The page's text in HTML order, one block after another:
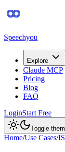
Speechyou
Explore
Claude MCP
Pricing
Blog
FAQ
LoginStart Free
Toggle
Home/Use Cases/IS